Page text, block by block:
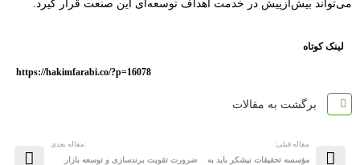
می‌تواند بیش‌ازپیش در خدمت اهداف توسعه‌ای این صنعت قرار گیرد.
لینک کوتاه
https://hakimfarabi.co/?p=16078
برگشت به مقالات
مقاله قبلی:
مؤسسه تحقیقات نیشکر باید به
:مقاله بعدی
ضرورت تقویت برندسازی و توسعه بازار